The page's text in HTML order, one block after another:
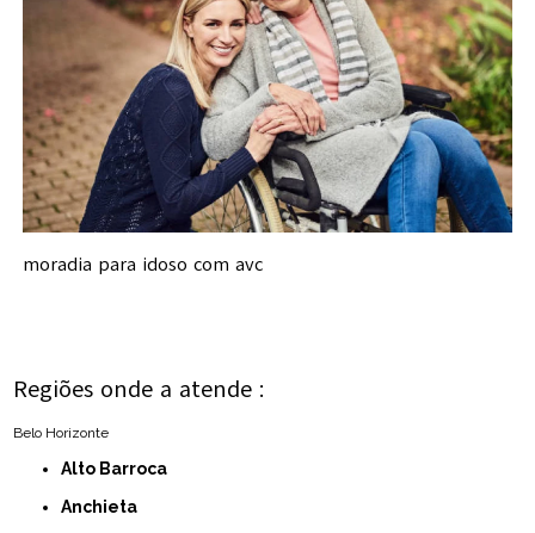
moradia para idoso com avc
Regiões onde a atende :
Belo Horizonte
Alto Barroca
Anchieta